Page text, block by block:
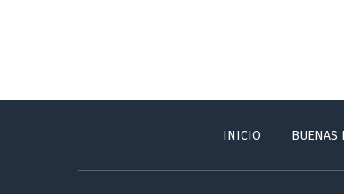
INICIO BUENAS